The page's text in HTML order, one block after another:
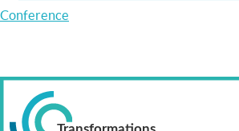
Conference